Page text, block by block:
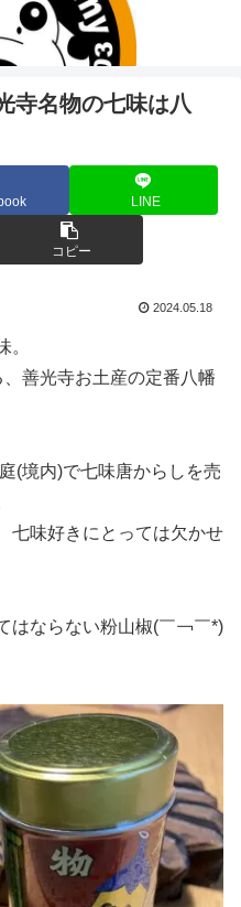
寺名物の七味は八
LINE
コピー
2024.05.18
。
善光寺お土産の定番八幡
(境内)で七味唐からしを売
七味好きにとっては欠かせ
はならない粉山椒(￣￢￣*)